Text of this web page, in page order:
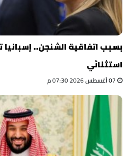
بسبب اتفاقية الشنجن.. إسبانيا
استثنائي